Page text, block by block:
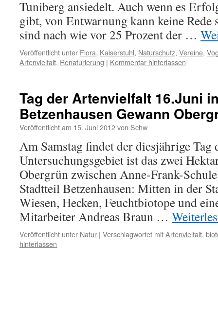
Tuniberg ansiedelt. Auch wenn es
gibt, von Entwarnung kann keine
sind nach wie vor 25 Prozent der …
Veröffentlicht unter Flora, Kaiserstuhl, Naturschutz, Vereine,
Artenvielfalt, Renaturierung | Kommentar hinterlassen
Tag der Artenvielfalt 16.Juni
Betzenhausen Gewann
Veröffentlicht am 15. Juni 2012von Schw
Am Samstag findet der diesjährige
Untersuchungsgebiet ist das zwei
Obergrün zwischen Anne-Frank-
Stadtteil Betzenhausen: Mitten in der
Wiesen, Hecken, Feuchtbiotope und
Mitarbeiter Andreas Braun …
Veröffentlicht unter Natur | Verschlagwortet mitArtenvielfalt,
hinterlassen